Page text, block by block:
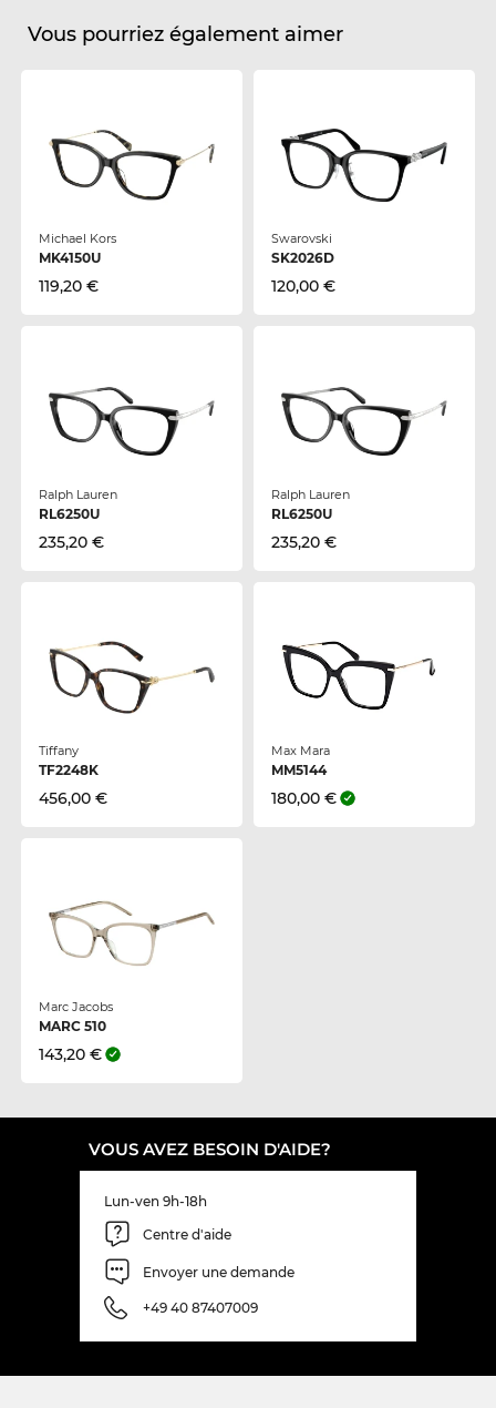
Vous pourriez également aimer
Michael Kors
MK4150U
119,20 €
Swarovski
SK2026D
120,00 €
Ralph Lauren
RL6250U
235,20 €
Ralph Lauren
RL6250U
235,20 €
Tiffany
TF2248K
456,00 €
Max Mara
MM5144
180,00 €
Marc Jacobs
MARC 510
143,20 €
VOUS AVEZ BESOIN D'AIDE?
Lun-ven 9h-18h
Centre d'aide
Envoyer une demande
+49 40 87407009